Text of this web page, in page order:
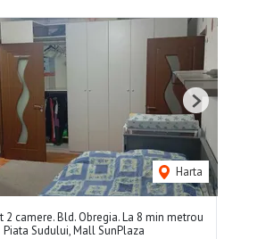
Harta
Next
2 camere. Bld. Obregia. La 8 min metrou
Piata Sudului, Mall SunPlaza